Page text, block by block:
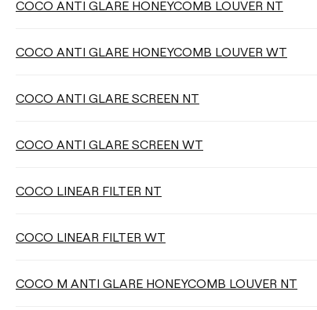
Sélectionner
COCO ANTI GLARE HONEYCOMB LOUVER NT
COCO ANTI GLARE HONEYCOMB LOUVER WT
COCO ANTI GLARE SCREEN NT
COCO ANTI GLARE SCREEN WT
COCO LINEAR FILTER NT
COCO LINEAR FILTER WT
COCO M ANTI GLARE HONEYCOMB LOUVER NT